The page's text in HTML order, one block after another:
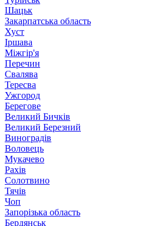
Шацьк
Закарпатська область
Хуст
Іршава
Міжгір'я
Перечин
Свалява
Тересва
Ужгород
Берегове
Великий Бичків
Великий Березний
Виноградів
Воловець
Мукачево
Рахів
Солотвино
Тячів
Чоп
Запорізька область
Бердянськ